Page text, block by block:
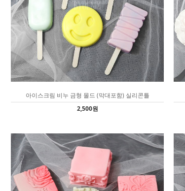
아이스크림 비누 금형 몰드 (막대포함) 실리콘틀
2,500원